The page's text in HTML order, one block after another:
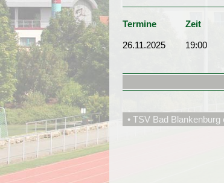
Termine Zeit
26.11.2025
19:00
• TSV Bad Blankenburg